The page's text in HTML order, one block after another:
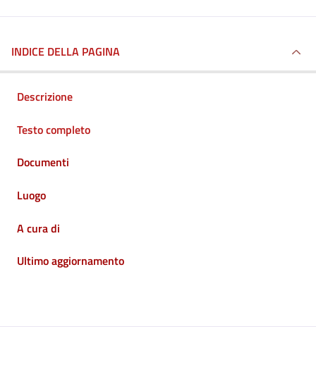
INDICE DELLA PAGINA
Descrizione
Testo completo
Documenti
Luogo
A cura di
Ultimo aggiornamento